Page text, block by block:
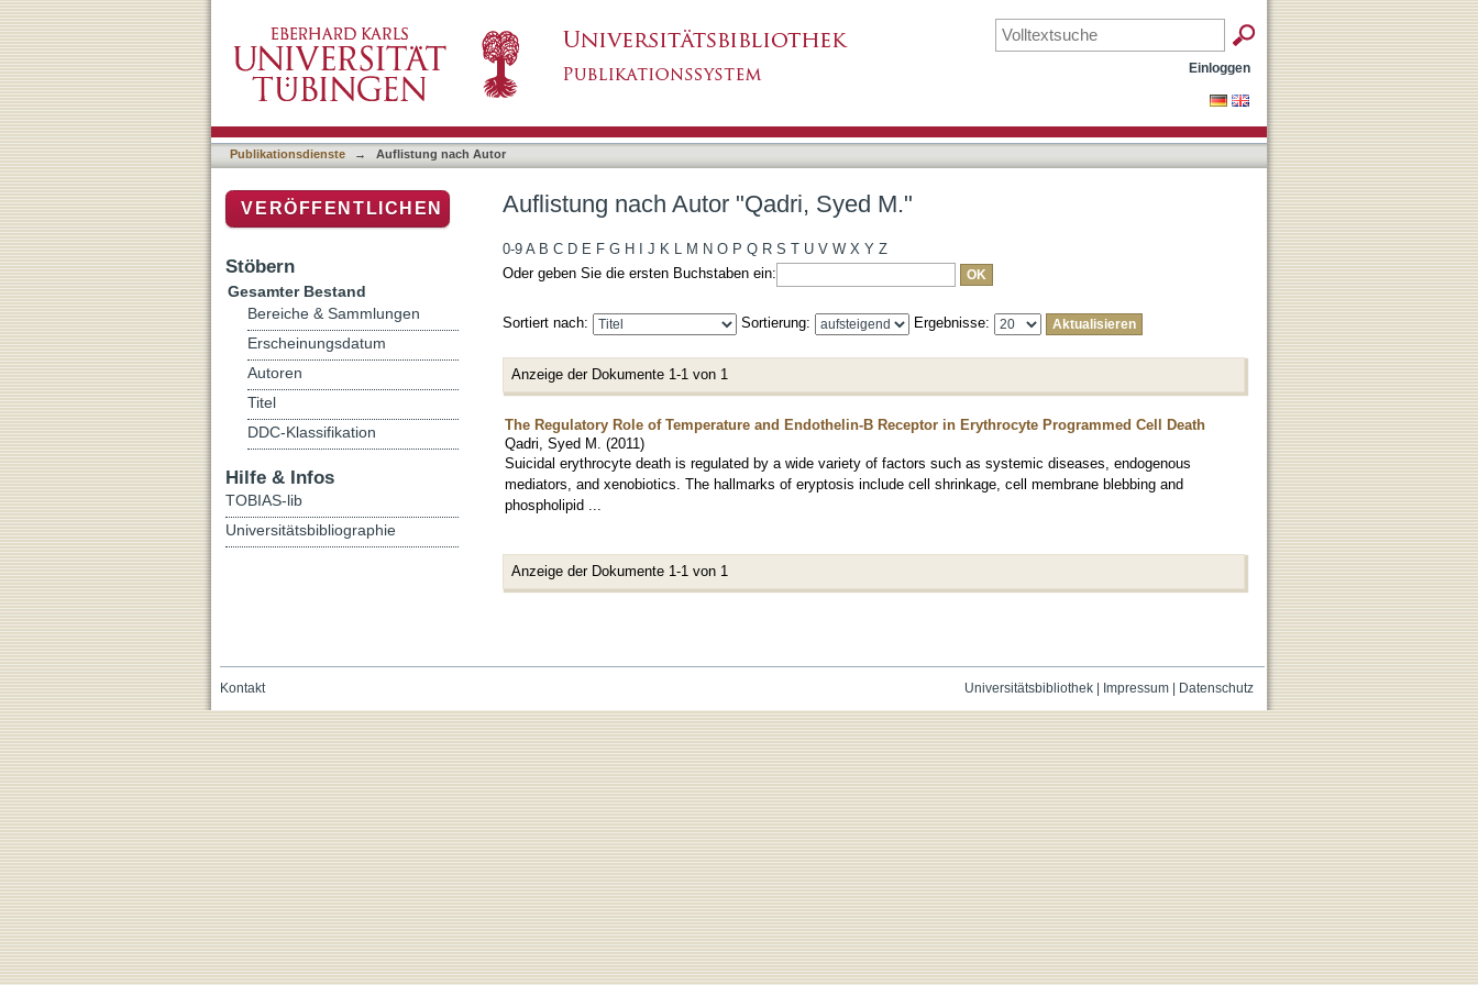
Einloggen
Publikationsdienste → Auflistung nach Autor
Auflistung nach Autor "Qadri, Syed M."
0-9 A B C D E F G H J K L M N O P Q R S T U V W X Y Z
Oder geben Sie die ersten Buchstaben ein:
Sortiert nach: Sortierung: Ergebnisse:
Anzeige der Dokumente 1-1 von 1
The Regulatory Role of Temperature and Endothelin-B Receptor in Erythrocyte Programmed Cell Death
Qadri, Syed M. (2011)
Suicidal erythrocyte death is regulated by a wide variety of factors such as systemic diseases, endogenous
mediators, and xenobiotics. The hallmarks of eryptosis include cell shrinkage, cell membrane blebbing and
phospholipid ...
Anzeige der Dokumente 1-1 von 1
VERÖFFENTLICHEN
Stöbern
Gesamter Bestand
Bereiche & Sammlungen
Erscheinungsdatum
Autoren
Titel
DDC-Klassifikation
Hilfe & Infos
TOBIAS-lib
Universitätsbibliographie
Universitätsbibliothek| Impressum| Datenschutz
Kontakt